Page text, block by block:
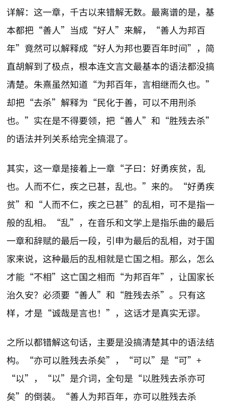
详解：这一章，千古以来错解无数。最离谱的是，基
本都把“善人”当成“好人”来解，“善人为邦百
年”竟然可以解释成“好人为邦也要百年时间”，简
直胡解到了极点，根本连文言文最基本的语法都没搞
清楚。朱熹虽然知道“为邦百年，言相继而久也。”
却把“去杀”解释为“民化于善，可以不用刑杀
也。”实在是不得要领，把“善人”和“胜残去杀”
的语法并列关系给完全搞混了。
其实，这一章是接着上一章“子曰：好勇疾贫，乱
也。人而不仁，疾之已甚，乱也。”来的。“好勇疾
贫”和“人而不仁，疾之已甚”的乱相，可不是指一
般的乱相。“乱”，在音乐和文学上是指乐曲的最后
一章和辞赋的最后一段，引申为最后的乱相，对于国
家来说，这种最后的乱相就是亡国之相。那么，怎么
才能“不相”这亡国之相而“为邦百年”，让国家长
治久安？必须要“善人”和“胜残去杀”。只有这
样，才是“诚哉是言也！”，这话才是真实无谬。
之所以都错解这句话，主要是没搞清楚其中的语法结
构。“亦可以胜残去杀矣”，“可以”是“可”+
“以”，“以”是介词，全句是“以胜残去杀亦可
矣”的倒装。“善人为邦百年，亦可以胜残去杀